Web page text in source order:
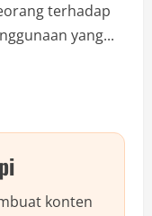
terhadap
yang...
konten